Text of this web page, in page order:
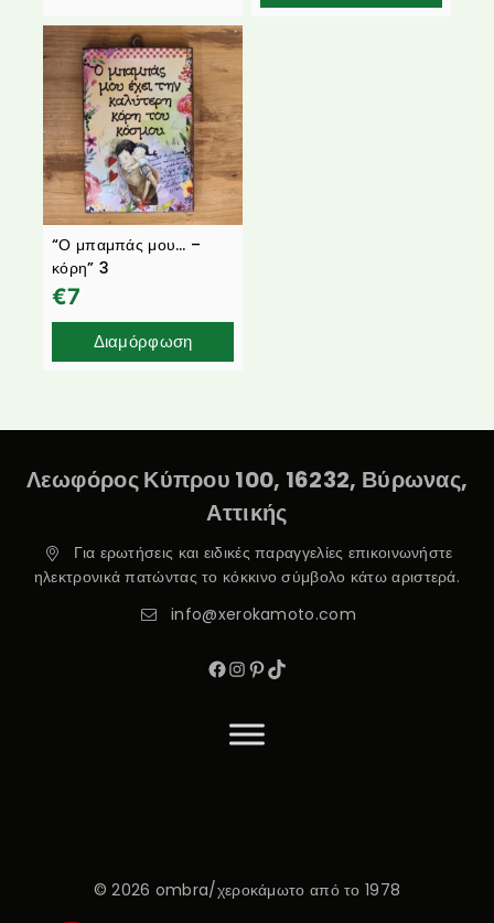
“Ο μπαμπάς μου… –
κόρη” 3
€7
Διαμόρφωση
Λεωφόρος Κύπρου 100, 16232, Βύρωνας,
Αττικής
Για ερωτήσεις και ειδικές παραγγελίες επικοινωνήστε
ηλεκτρονικά πατώντας το κόκκινο σύμβολο κάτω αριστερά.
info@xerokamoto.com
© 2026 ombra/χεροκάμωτο από το 1978